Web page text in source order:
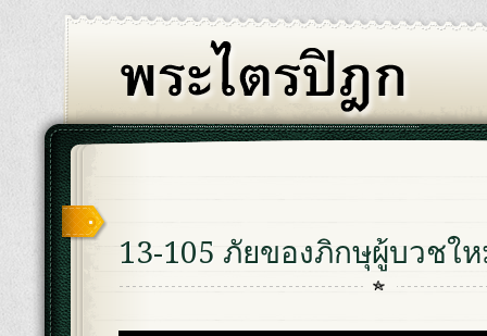
13-105 ภัยของภิกษุผู้บวชใ